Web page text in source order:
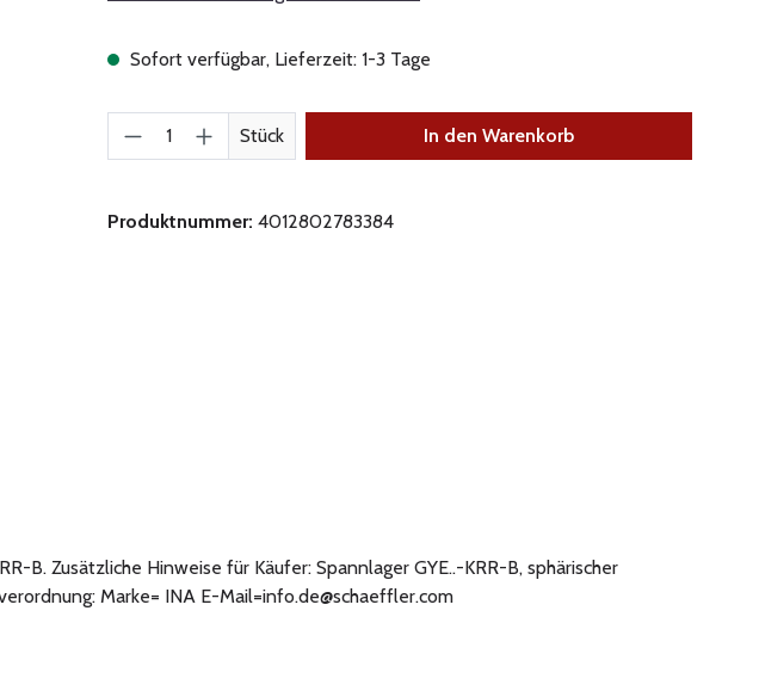
Sofort verfügbar, Lieferzeit: 1-3 Tage
Produkt Anzahl: Gib den gewünschten Wert ein oder
Stück In den Warenkorb
Produktnummer: 4012802783384
B. Zusätzliche Hinweise für Käufer: Spannlager GYE..-KRR-B, sphärischer
Marke= INA E-Mail=info.de@schaeffler.com